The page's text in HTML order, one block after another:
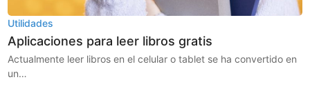
Utilidades
Aplicaciones para leer libros gratis
Actualmente leer libros en el celular o tablet se ha convertido en
un…